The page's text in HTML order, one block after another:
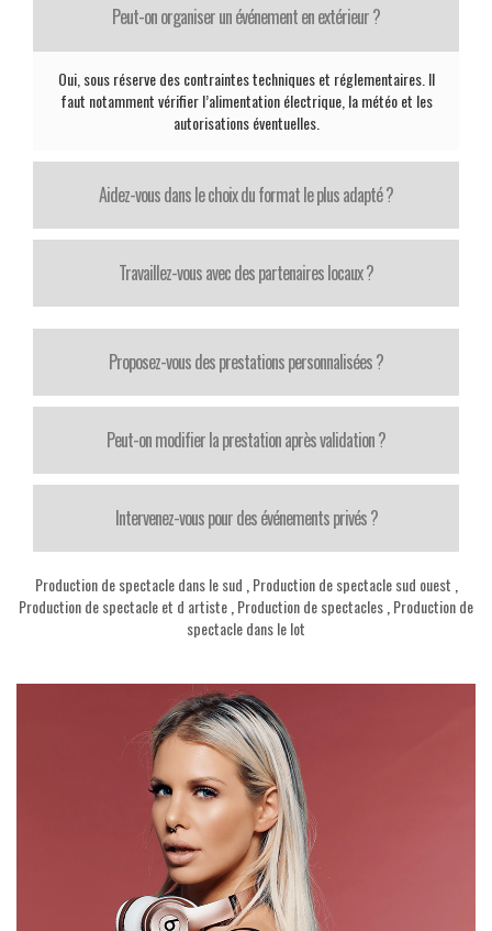
Peut-on organiser un événement en extérieur ?
Oui, sous réserve des contraintes techniques et réglementaires. Il
faut notamment vérifier l’alimentation électrique, la météo et les
autorisations éventuelles.
Aidez-vous dans le choix du format le plus adapté ?
Travaillez-vous avec des partenaires locaux ?
Proposez-vous des prestations personnalisées ?
Peut-on modifier la prestation après validation ?
Intervenez-vous pour des événements privés ?
Production de spectacle dans le sud Production de spectacle sud ouest
Production de spectacle et d artiste Production de spectacles Production de
spectacle dans le lot